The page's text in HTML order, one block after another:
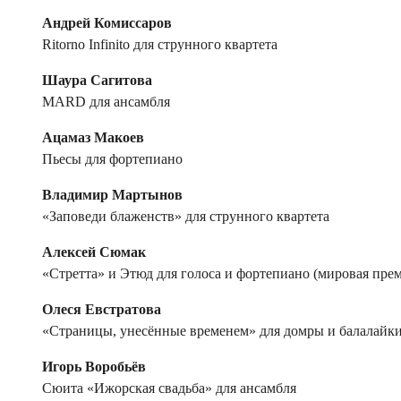
Андрей Комиссаров
Ritorno Infinito для струнного квартета
Шаура Сагитова
MARD для ансамбля
Ацамаз Макоев
Пьесы для фортепиано
Владимир Мартынов
«Заповеди блаженств» для струнного квартета
Алексей Сюмак
«Стретта» и Этюд для голоса и фортепиано (мировая
Олеся Евстратова
«Страницы, унесённые временем» для домры и балалайки
Игорь Воробьёв
Сюита «Ижорская свадьба» для ансамбля